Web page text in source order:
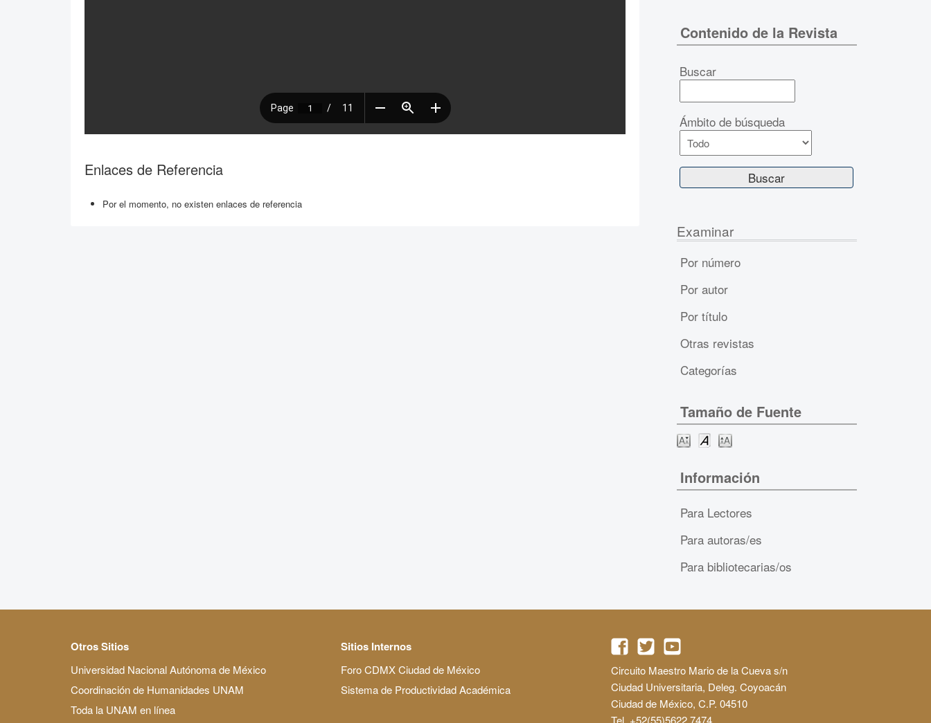
Enlaces de Referencia
Por el momento, no existen enlaces de referencia
Contenido de la Revista
Buscar
Ámbito de búsqueda
Examinar
Por número
Por autor
Por título
Otras revistas
Categorías
Tamaño de Fuente
Información
Para Lectores
Para autoras/es
Para bibliotecarias/os
Otros Sitios
Universidad Nacional Autónoma de México
Coordinación de Humanidades UNAM
Toda la UNAM en línea
Sitios Internos
Foro CDMX Ciudad de México
Sistema de Productividad Académica
Circuito Maestro Mario de la Cueva s/n
Ciudad Universitaria, Deleg. Coyoacán
Ciudad de México, C.P. 04510
Tel. +52(55)5622 7474